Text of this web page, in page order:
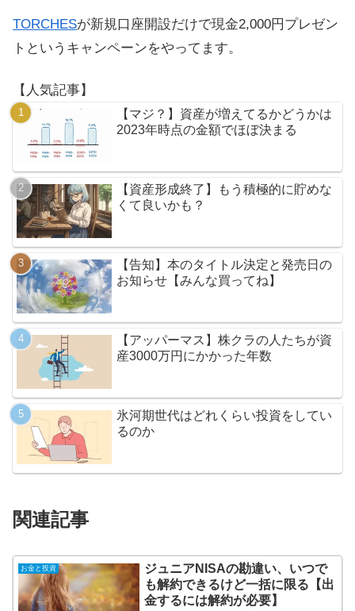
TORCHESが新規口座開設だけで現金2,000円プレゼン
トというキャンペーンをやってます。
【人気記事】
【マジ？】資産が増えてるかどうかは
2023年時点の金額でほぼ決まる
【資産形成終了】もう積極的に貯めな
くて良いかも？
【告知】本のタイトル決定と発売日の
お知らせ【みんな買ってね】
【アッパーマス】株クラの人たちが資
産3000万円にかかった年数
氷河期世代はどれくらい投資をしてい
るのか
関連記事
お金と投資
ジュニアNISAの勘違い、いつで
も解約できるけど一括に限る【出
金するには解約が必要】